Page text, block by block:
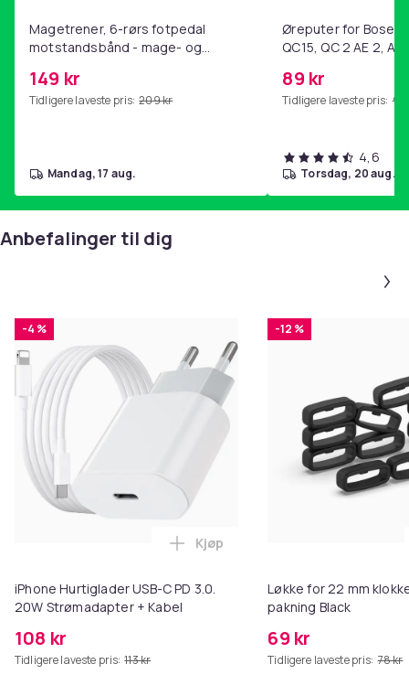
Farge
Black
Vekt, gram
138
55e98194-11d6-43ff-824f-f8ff1ef9a4c9
Produktsikkerhetsinformasjon
Magetrener, 6-rørs fotpedal
motstandsbånd - mage- og
hjemmegymnastikk Purple
149 kr
Tidligere laveste pris: 209 kr
mandag, 17 aug.
Øreputer for Bose
QC15, QC 2 AE 2, AE
89 kr
Tidligere laveste pris: 99
4,6
torsdag, 20 aug.
Anbefalinger til dig
-4 %
iPhone Hurtiglader USB-C PD 3.0.
20W Strømadapter + Kabel
108 kr
Tidligere laveste pris: 113 kr
Legg iPhone Hurtiglader USB-C
Kjøp
-12 %
Løkke for 22 mm
pakning Black
69 kr
Tidligere laveste pris: 78 kr